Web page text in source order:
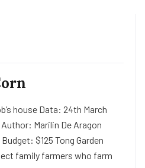
house Data: 24th March
Marilin De Aragon
$125 Tong Garden
family farmers who farm